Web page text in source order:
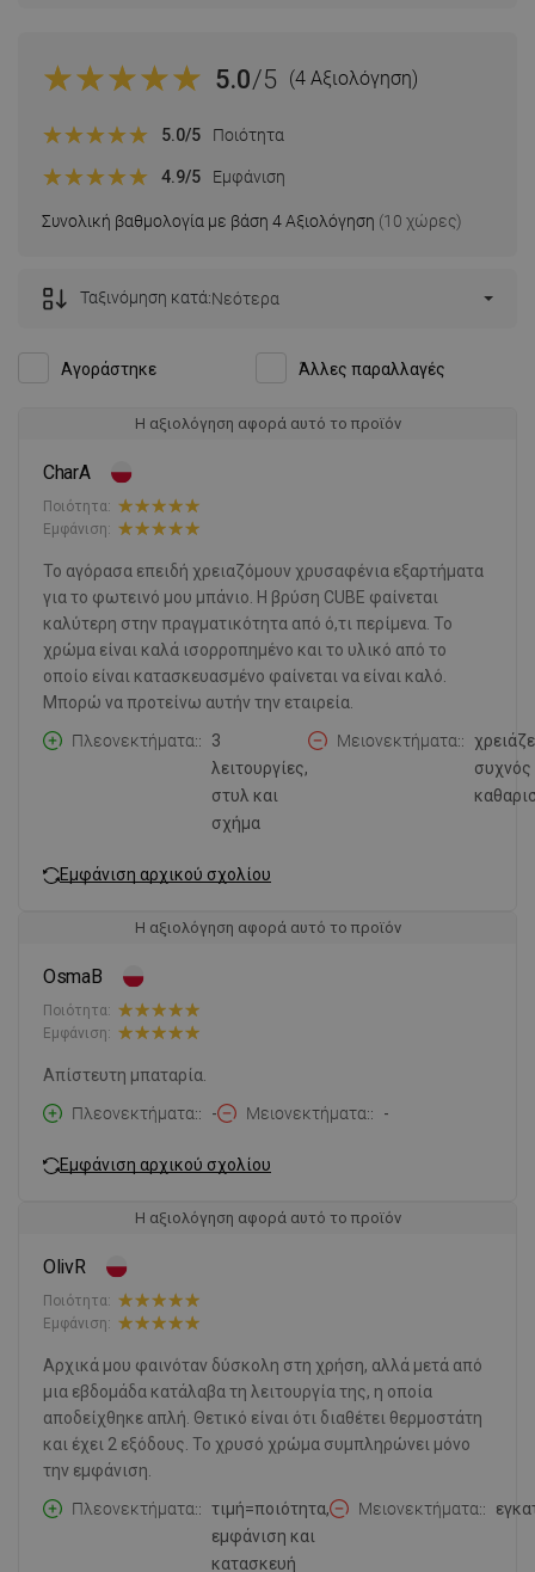
5.0/5 (4 Αξιολόγηση)
Συνολική βαθμολογία με βάση 4 Αξιολόγηση (10 χώρες)
5.0/5 Ποιότητα
4.9/5 Εμφάνιση
Αγοράστηκε Άλλες παραλλαγές
Ταξινόμηση κατά:Νεότερα
Η αξιολόγηση αφορά αυτό το προϊόν
CharA
Ποιότητα:
Εμφάνιση:
Το αγόρασα επειδή χρειαζόμουν χρυσαφένια εξαρτήματα
για το φωτεινό μου μπάνιο. Η βρύση CUBE φαίνεται
καλύτερη στην πραγματικότητα από ό,τι περίμενα. Το
χρώμα είναι καλά ισορροπημένο και το υλικό από το
οποίο είναι κατασκευασμένο φαίνεται να είναι καλό.
Μπορώ να προτείνω αυτήν την εταιρεία.
Πλεονεκτήματα:
3
λειτουργίες,
στυλ και
σχήμα
Μειονεκτήματα:
συχνός
Εμφάνιση αρχικού σχολίου
Η αξιολόγηση αφορά αυτό το προϊόν
OsmaB
Ποιότητα:
Εμφάνιση:
Απίστευτη μπαταρία.
Πλεονεκτήματα:
- Μειονεκτήματα: -
Εμφάνιση αρχικού σχολίου
Η αξιολόγηση αφορά αυτό το προϊόν
OlivR
Ποιότητα:
Εμφάνιση:
Αρχικά μου φαινόταν δύσκολη στη χρήση, αλλά μετά από
μια εβδομάδα κατάλαβα τη λειτουργία της, η οποία
αποδείχθηκε απλή. Θετικό είναι ότι διαθέτει θερμοστάτη
και έχει 2 εξόδους. Το χρυσό χρώμα συμπληρώνει μόνο
την εμφάνιση.
Πλεονεκτήματα:
τιμή=ποιότητα,
εμφάνιση και
κατασκευή
Μειονεκτήματα: